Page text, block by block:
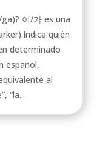
이/가 es una
quién
determinado
español,
al
“la...